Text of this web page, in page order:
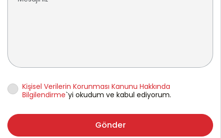
Kişisel Verilerin Korunması Kanunu Hakkında
Bilgilendirme`yi okudum ve kabul ediyorum.
Gönder